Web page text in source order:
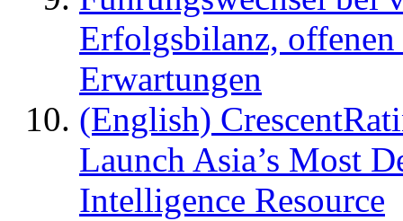
Erfolgsbilanz,
Erwartungen
(English)
Launch Asia’s Most
Intelligence Resource